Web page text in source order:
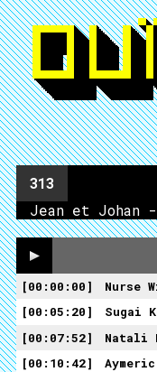
313
Jean et Johan
00:00:00 Nurse
00:05:20
Sugai
00:07:52
Natali
00:10:42